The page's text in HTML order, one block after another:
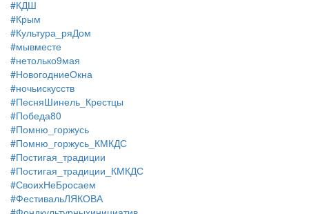
#КДШ
#Крым
#Культура_ряДом
#мывместе
#нетолько9мая
#НовогодниеОкна
#ночьискусств
#ПесняШинель_Крестцы
#Победа80
#Помню_горжусь
#Помню_горжусь_КМКДС
#Постигая_традиции
#Постигая_традиции_КМКДС
#СвоихНеБросаем
#ФестивальЛЯКОВА